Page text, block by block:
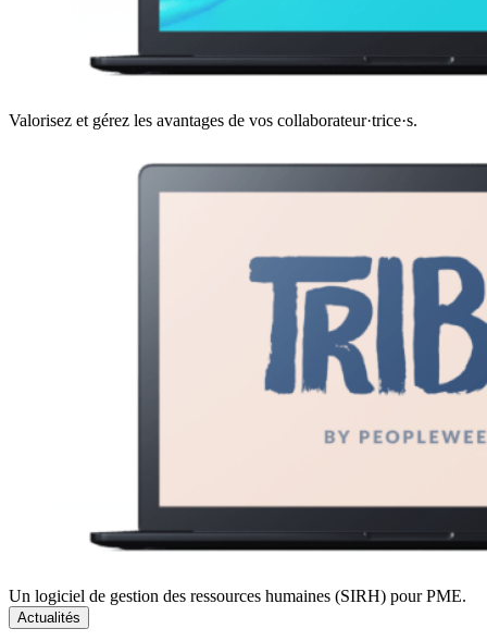
Valorisez et gérez les avantages de vos collaborateur·trice·s.
Un logiciel de gestion des ressources humaines (SIRH) pour PME.
Actualités